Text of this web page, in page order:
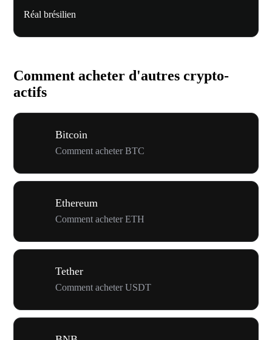
Réal brésilien
Comment acheter d'autres crypto-
actifs
Bitcoin
Comment acheter BTC
Ethereum
Comment acheter ETH
Tether
Comment acheter USDT